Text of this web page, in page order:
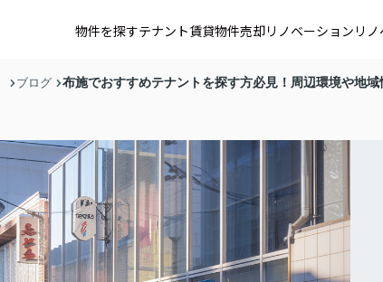
物件を探すテナント賃貸物件売却リノベーション リ
ブログ 布施でおすすめテナントを探す方必見！周辺環境や地域